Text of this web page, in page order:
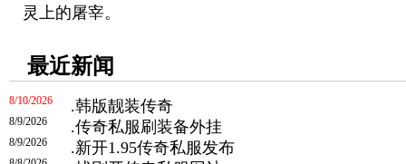
灵上的屠宰。
最近新闻
.韩版靓装传奇
8/10/2026
.传奇私服刷装备外挂
8/9/2026
.新开1.95传奇私服发布
8/9/2026